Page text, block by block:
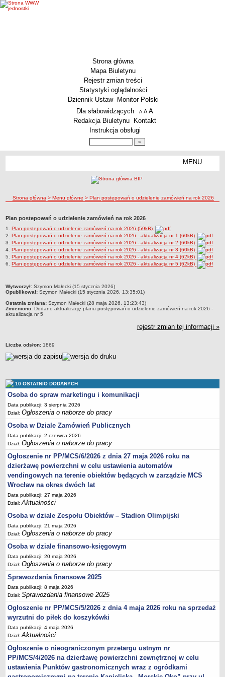
Strona główna
Mapa Biuletynu
Rejestr zmian treści
Statystyki oglądalności
Dziennik Ustaw
Monitor Polski
Menu dodatkowe
Dla słabowidzących A pomniejsz czcionkę
A standardowy rozmiar czcionki
A
Redakcja Biuletynu
Kontakt
Instrukcja obsługi
MENU
Dane podstawowe
Status prawny
Struktura organizacyjna
Kierownictwo
Działalność
Majątek
Przyjmowanie i załatwianie spraw
Archiwum postępowań
RODO
Kontrole
Rejestr wniosków o udostępnienie informacji publicznej
Deklaracja dostępności
Plan postępowań
Platforma zakupowa
Plan postepowań o udzielenie zamówień na rok 2026
SPRAWOZDANIA
Sprawozdania finansowe 2020
Sprawozdania finansowe 2021
Sprawozdania finansowe 2022
Sprawozdania finansowe 2023
Sprawozdania finansowe 2024
Sprawozdania finansowe 2025
ścieżka nawigacji
Strona główna > Menu główne > Plan postepowań o udzielenie zamówień na rok 2026
Plan postepowań o udzielenie zamówień na rok 2026
1.Plan postepowań o udzielenie zamówień na rok 2026 (59kB)
2.Plan postępowań o udzielenie zamówień na rok 2026 - aktualizacja nr 1 (60kB)
3.Plan postępowań o udzielenie zamówień na rok 2026 - aktualizacja nr 2 (60kB)
4.Plan postępowań o udzielenie zamówień na rok 2026 - aktualizacja nr 3 (60kB)
5.Plan postępowań o udzielenie zamówień na rok 2026 - aktualizacja nr 4 (62kB)
6.Plan postępowań o udzielenie zamówień na rok 2026 - aktualizacja nr 5 (62kB)
metryczka
Wytworzył: Szymon Małecki (15 stycznia 2026)
Opublikował: Szymon Małecki (15 stycznia 2026, 13:35:01)
Ostatnia zmiana: Szymon Małecki (28 maja 2026, 13:23:43)
Zmieniono: Dodano aktualizację planu postępowań o udzielenie zamówień na rok 2026 -
aktualizacja nr 5
rejestr zmian tej informacji »
Liczba odsłon: 1869
10 OSTATNIO DODANYCH
Osoba do spraw marketingu i komunikacji
Data publikacji: 3 sierpnia 2026
Dział:Ogłoszenia o naborze do pracy
Osoba w Dziale Zamówień Publicznych
Data publikacji: 2 czerwca 2026
Dział:Ogłoszenia o naborze do pracy
Ogłoszenie nr PP/MCS/6/2026 z dnia 27 maja 2026 roku na
dzierżawę powierzchni w celu ustawienia automatów
vendingowych na terenie obiektów będących w zarządzie MCS
Wrocław na okres dwóch lat
Data publikacji: 27 maja 2026
Dział:Aktualności
Osoba w dziale Zespołu Obiektów – Stadion Olimpijski
Data publikacji: 21 maja 2026
Dział:Ogłoszenia o naborze do pracy
Osoba w dziale finansowo-księgowym
Data publikacji: 20 maja 2026
Dział:Ogłoszenia o naborze do pracy
Sprawozdania finansowe 2025
Data publikacji: 8 maja 2026
Dział:Sprawozdania finansowe 2025
Ogłoszenie nr PP/MCS/5/2026 z dnia 4 maja 2026 roku na sprzedaż
wyrzutni do piłek do koszykówki
Data publikacji: 4 maja 2026
Dział:Aktualności
Ogłoszenie o nieograniczonym przetargu ustnym nr
PP/MCS/4/2026 na dzierżawę powierzchni zewnętrznej w celu
ustawienia Punktów gastronomicznych wraz z ogródkami